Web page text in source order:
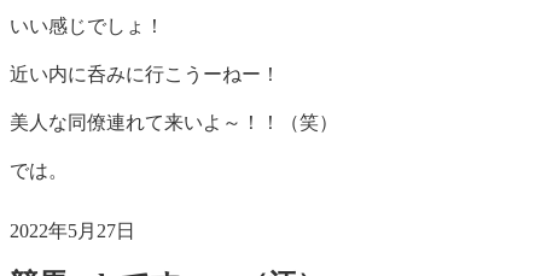
いい感じでしょ！
近い内に呑みに行こうーねー！
美人な同僚連れて来いよ～！！（笑）
では。
投
2022年5月27日